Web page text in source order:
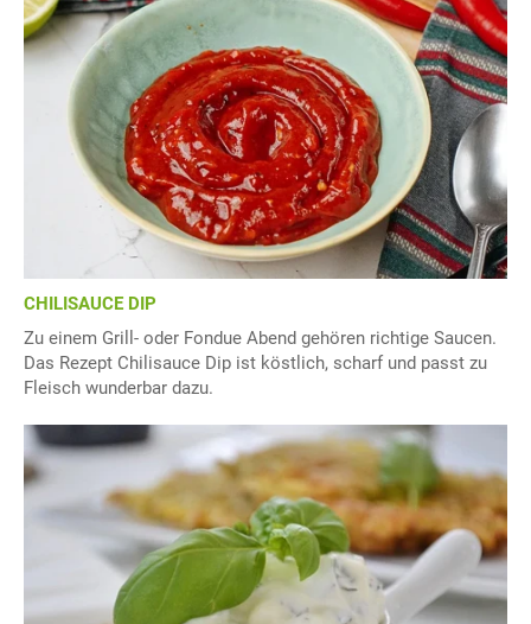
CHILISAUCE DIP
Zu einem Grill- oder Fondue Abend gehören richtige Saucen.
Das Rezept Chilisauce Dip ist köstlich, scharf und passt zu
Fleisch wunderbar dazu.